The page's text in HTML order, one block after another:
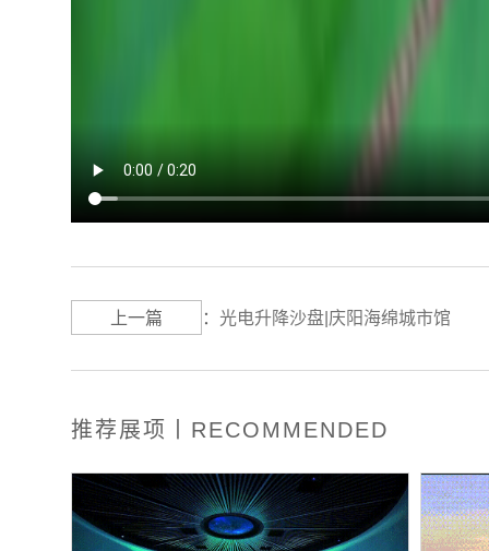
上一篇 ： 光电升降沙盘|庆阳海绵城市馆
推荐展项丨RECOMMENDED